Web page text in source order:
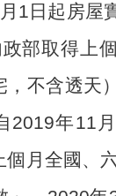
1日起房屋
部取得上
，不含透天
2019年11
個月全國、